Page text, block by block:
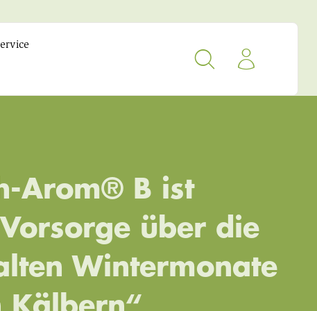
Arom® B ist
über die
Wintermonate